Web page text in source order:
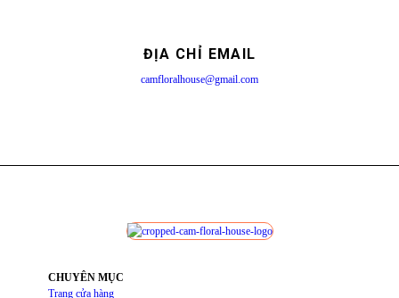
ĐỊA CHỈ EMAIL
camfloralhouse@gmail.com
CHUYÊN MỤC
Trang cửa hàng